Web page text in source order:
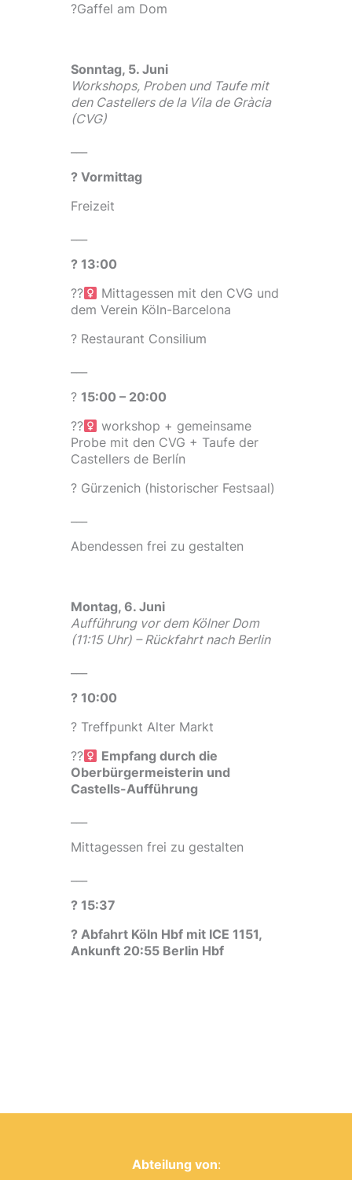
?Gaffel am Dom
Sonntag, 5. Juni
Workshops, Proben und Taufe mit
den Castellers de la Vila de Gràcia
(CVG)
? Vormittag
Freizeit
? 13:00
??‍
Mittagessen mit den CVG und
dem Verein Köln-Barcelona
? Restaurant Consilium
? 15:00 – 20:00
??‍
workshop + gemeinsame
Probe mit den CVG + Taufe der
Castellers de Berlín
? Gürzenich (historischer Festsaal)
Abendessen frei zu gestalten
Montag, 6. Juni
Aufführung vor dem Kölner Dom
(11:15 Uhr) – Rückfahrt nach Berlin
? 10:00
? Treffpunkt Alter Markt
??‍
Empfang durch die
Oberbürgermeisterin und
Castells-Aufführung
Mittagessen frei zu gestalten
? 15:37
? Abfahrt Köln Hbf mit ICE 1151,
Ankunft 20:55 Berlin Hbf
Abteilung von: